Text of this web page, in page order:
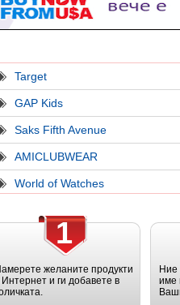
Target
GAP Kids
Saks Fifth Avenue
AMICLUBWEAR
World of Watches
1
желаните продукти
Интернет и ги добавете в
име